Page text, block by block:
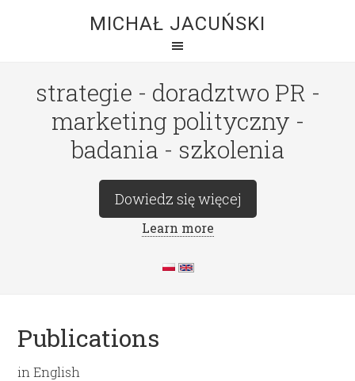
MICHAŁ JACUŃSKI
strategie - doradztwo PR -
marketing polityczny -
badania - szkolenia
Dowiedz się więcej
Learn more
Publications
in English